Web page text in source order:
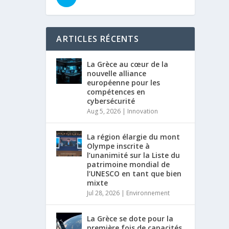
ARTICLES RÉCENTS
La Grèce au cœur de la
nouvelle alliance
européenne pour les
compétences en
cybersécurité
Aug 5, 2026 | Innovation
La région élargie du mont
Olympe inscrite à
l’unanimité sur la Liste du
patrimoine mondial de
l’UNESCO en tant que bien
mixte
Jul 28, 2026 | Environnement
La Grèce se dote pour la